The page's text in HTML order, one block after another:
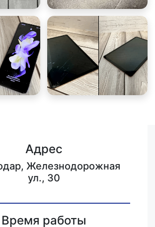
Адрес
Железнодорожная
ул., 30
Время работы